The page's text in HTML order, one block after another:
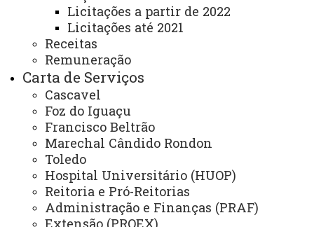
Licitações a partir de 2022
Licitações até 2021
Receitas
Remuneração
Carta de Serviços
Cascavel
Foz do Iguaçu
Francisco Beltrão
Marechal Cândido Rondon
Toledo
Hospital Universitário (HUOP)
Reitoria e Pró-Reitorias
Administração e Finanças (PRAF)
Extensão (PROEX)
Sistema de Controle Interno, Integridade e Compliance
Relações Internacionais e Interinstitucionais
ÓRGÃO DE APOIO
Unioeste INOVA - Agência de Inovação da Unioeste
ÓRGÃOS SUPLEMENTARES
Coordenadoria de Concursos e Processos Seletivos
Editora